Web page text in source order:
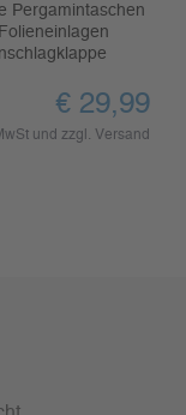
Pergamintaschen
€ 29,99
und zzgl. Versand